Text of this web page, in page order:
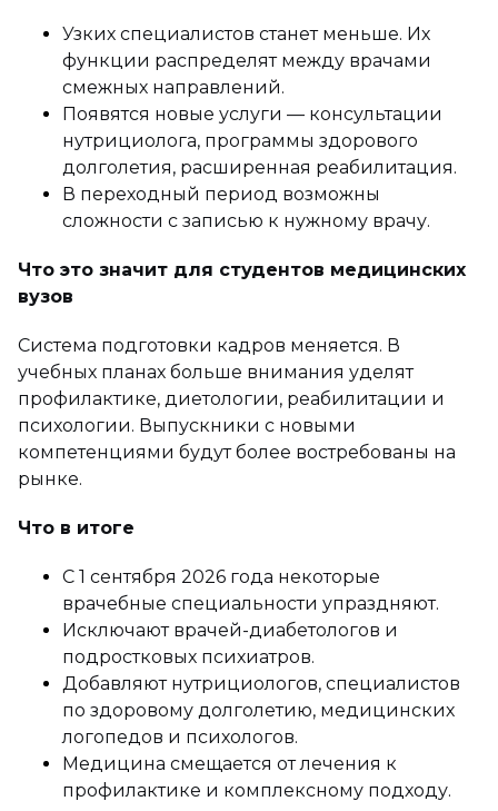
Узких специалистов станет меньше. Их
функции распределят между врачами
смежных направлений.
Появятся новые услуги — консультации
нутрициолога, программы здорового
долголетия, расширенная реабилитация.
В переходный период возможны
сложности с записью к нужному врачу.
Что это значит для студентов медицинских
вузов
Система подготовки кадров меняется. В
учебных планах больше внимания уделят
профилактике, диетологии, реабилитации и
психологии. Выпускники с новыми
компетенциями будут более востребованы на
рынке.
Что в итоге
С 1 сентября 2026 года некоторые
врачебные специальности упраздняют.
Исключают врачей-диабетологов и
подростковых психиатров.
Добавляют нутрициологов, специалистов
по здоровому долголетию, медицинских
логопедов и психологов.
Медицина смещается от лечения к
профилактике и комплексному подходу.